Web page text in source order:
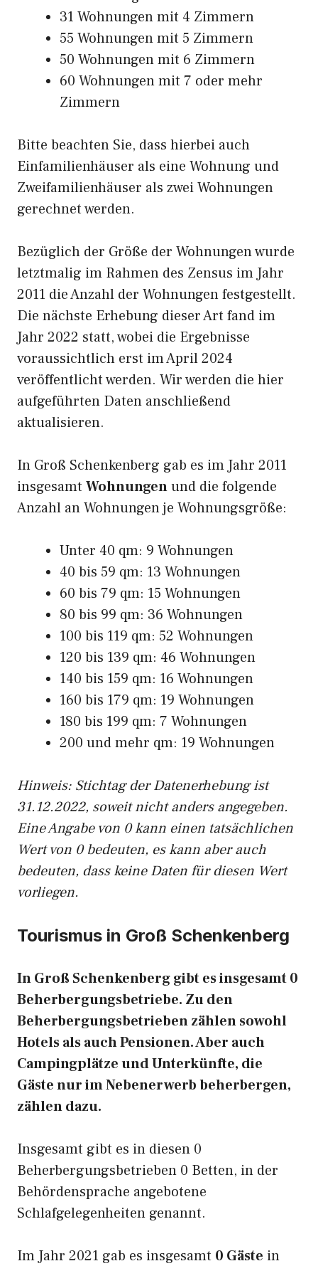
31 Wohnungen mit 4 Zimmern
55 Wohnungen mit 5 Zimmern
50 Wohnungen mit 6 Zimmern
60 Wohnungen mit 7 oder mehr
Zimmern
Bitte beachten Sie, dass hierbei auch
Einfamilienhäuser als eine Wohnung und
Zweifamilienhäuser als zwei Wohnungen
gerechnet werden.
Bezüglich der Größe der Wohnungen wurde
letztmalig im Rahmen des Zensus im Jahr
2011 die Anzahl der Wohnungen festgestellt.
Die nächste Erhebung dieser Art fand im
Jahr 2022 statt, wobei die Ergebnisse
voraussichtlich erst im April 2024
veröffentlicht werden. Wir werden die hier
aufgeführten Daten anschließend
aktualisieren.
In Groß Schenkenberg gab es im Jahr 2011
insgesamt Wohnungenund die folgende
Anzahl an Wohnungen je Wohnungsgröße:
Unter 40 qm: 9 Wohnungen
40 bis 59 qm: 13 Wohnungen
60 bis 79 qm: 15 Wohnungen
80 bis 99 qm: 36 Wohnungen
100 bis 119 qm: 52 Wohnungen
120 bis 139 qm: 46 Wohnungen
140 bis 159 qm: 16 Wohnungen
160 bis 179 qm: 19 Wohnungen
180 bis 199 qm: 7 Wohnungen
200 und mehr qm: 19 Wohnungen
Hinweis: Stichtag der Datenerhebung ist
31.12.2022, soweit nicht anders angegeben.
Eine Angabe von 0 kann einen tatsächlichen
Wert von 0 bedeuten, es kann aber auch
bedeuten, dass keine Daten für diesen Wert
vorliegen.
Tourismus in Groß Schenkenberg
In Groß Schenkenberg gibt es insgesamt 0
Beherbergungsbetriebe. Zu den
Beherbergungsbetrieben zählen sowohl
Hotels als auch Pensionen. Aber auch
Campingplätze und Unterkünfte, die
Gäste nur im Nebenerwerb beherbergen,
zählen dazu.
Insgesamt gibt es in diesen 0
Beherbergungsbetrieben 0 Betten, in der
Behördensprache angebotene
Schlafgelegenheiten genannt.
Im Jahr 2021 gab es insgesamt 0 Gäste in